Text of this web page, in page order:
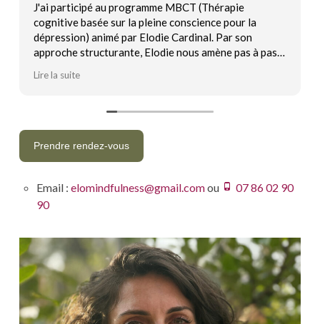
au programme MBCT (Thérapie
basée sur la pleine conscience pour la
animé par Elodie Cardinal. Par son
structurante, Elodie nous amène pas à pas
participants un cadre personnel et
pour les épisodes dépressifs qui font
véritable soutien.
je me suis
Prendre rendez-vous
Email : elomindfulness@gmail.comou
07 86 02 90
90